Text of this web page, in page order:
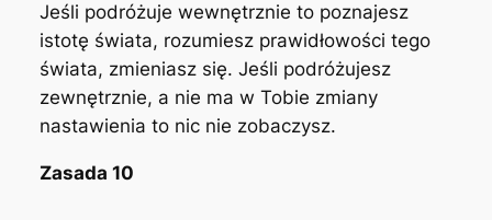
Jeśli podróżuje wewnętrznie to poznajesz
istotę świata, rozumiesz prawidłowości tego
świata, zmieniasz się. Jeśli podróżujesz
zewnętrznie, a nie ma w Tobie zmiany
nastawienia to nic nie zobaczysz.
Zasada 10